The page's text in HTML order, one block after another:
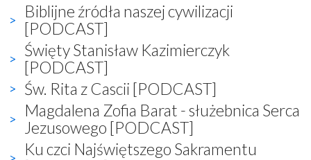
Biblijne źródła naszej cywilizacji
[PODCAST]
Święty Stanisław Kazimierczyk
[PODCAST]
Św. Rita z Cascii [PODCAST]
Magdalena Zofia Barat - służebnica Serca
Jezusowego [PODCAST]
Ku czci Najświętszego Sakramentu